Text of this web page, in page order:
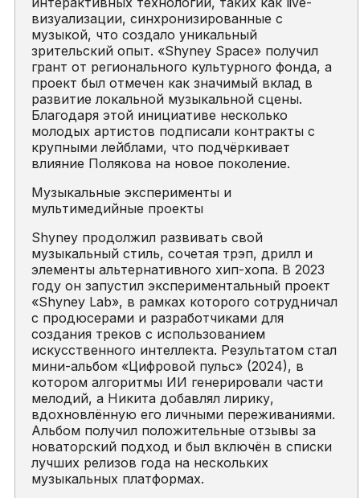
визуализации, синхронизированные с
музыкой, что создало уникальный
зрительский опыт. «Shyney Space» получил
грант от регионального культурного фонда, а
проект был отмечен как значимый вклад в
развитие локальной музыкальной сцены.
Благодаря этой инициативе несколько
молодых артистов подписали контракты с
крупными лейблами, что подчёркивает
влияние Полякова на новое поколение.
Музыкальные эксперименты и
мультимедийные проекты
Shyney продолжил развивать свой
музыкальный стиль, сочетая трэп, дрилл и
элементы альтернативного хип-хопа. В 2023
году он запустил экспериментальный проект
«Shyney Lab», в рамках которого сотрудничал
с продюсерами и разработчиками для
создания треков с использованием
искусственного интеллекта. Результатом стал
мини-альбом «Цифровой пульс» (2024), в
котором алгоритмы ИИ генерировали части
мелодий, а Никита добавлял лирику,
вдохновлённую его личными переживаниями.
Альбом получил положительные отзывы за
новаторский подход и был включён в списки
лучших релизов года на нескольких
музыкальных платформах.